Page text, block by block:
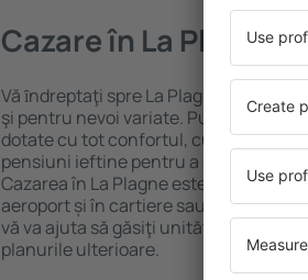
Cazare în La Plagne
Vă ȋndreptaţi spre La Plagne? Găsiți
şi pentru nevoi variate. Puteți
dotate cu tot confortul, cu
pensiuni ieftine pentru a sta câteva
Cazarea în La Plagne este
aeroport și în cartiere sau regiuni
vă va ajuta să găsiţi unităţi de cazare
planurile ulterioare.